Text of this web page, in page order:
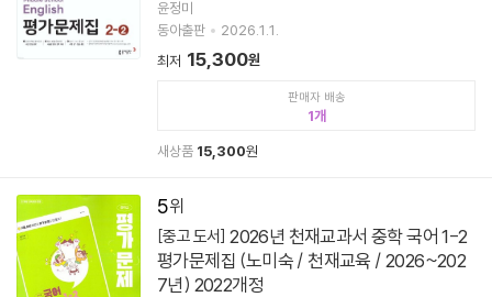
윤정미
동아출판
2026.1.1.
최저 15,300원
판매자 배송
1
새상품 15,300원
5
[중고 도서] 2026년 천재교과서 중학 국어 1-2
평가문제집 (노미숙 / 천재교육 / 2026~202
7년) 2022개정